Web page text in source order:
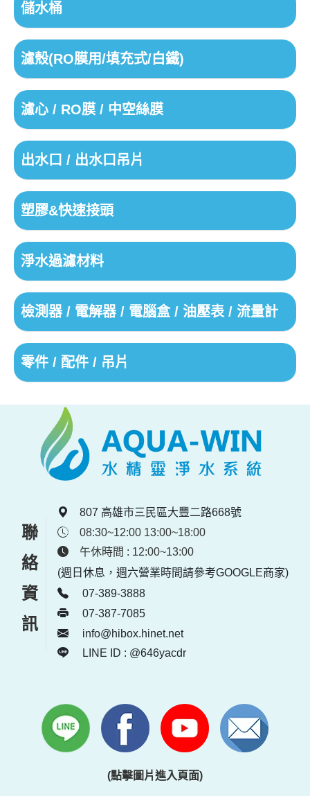
儲水桶
濾殼(RO膜用/填充式/白鐵)
濾心 / RO膜 / 中空絲膜
出水口 / 出水口吊片
塑膠&快速接頭
淨水過濾材料
檢測器 / 電解器 / 電腦盒 / 油壓表 / 流量計
零件 / 配件 / 吊片
聯絡資訊
807 高雄市三民區大豐二路668號
08:30~12:00 13:00~18:00
午休時間 : 12:00~13:00
(週日休息，週六營業時間請參考GOOGLE商家)
07-389-3888
07-387-7085
info@hibox.hinet.net
LINE ID : @646yacdr
(點擊圖片進入頁面)